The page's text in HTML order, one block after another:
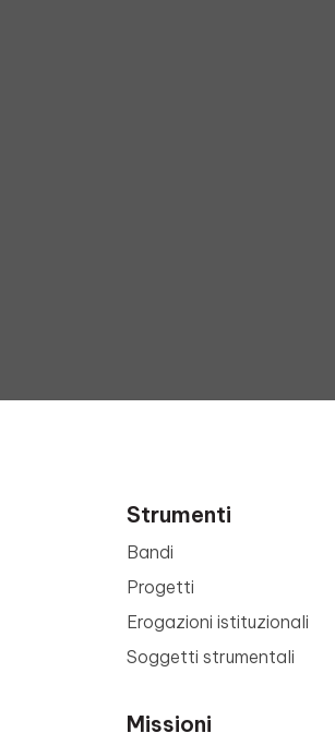
Strumenti
Bandi
Progetti
Erogazioni istituzionali
Soggetti strumentali
Missioni